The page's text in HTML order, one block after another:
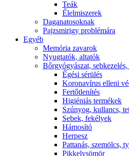
Teák
É́lelmiszerek
Daganatosoknak
Pajzsmirigy problémára
Egyéb
Memória zavarok
Nyugtatók, altatók
Bőrgyógyászat,
É́gési sérülés
Koronavírus elleni
Fertőtlenítés
Higiéniás termékek
Szúnyog, kullancs,
Sebek, fekélyek
Hámosító
Herpesz
Pattanás, szemölcs,
Pikkelysömör